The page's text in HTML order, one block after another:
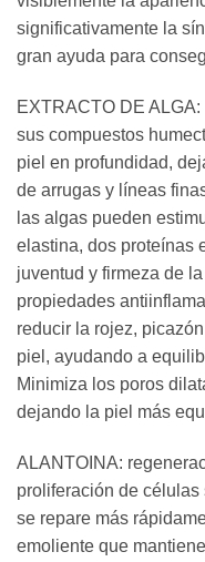
significativamente la
gran ayuda para
EXTRACTO DE
sus compuestos
piel en profundidad,
de arrugas y líneas
las algas pueden
elastina, dos proteínas
juventud y firmeza de
propiedades
reducir la rojez,
piel, ayudando a
Minimiza los poros
dejando la piel más
ALANTOINA:
proliferación de células
se repare más
emoliente que